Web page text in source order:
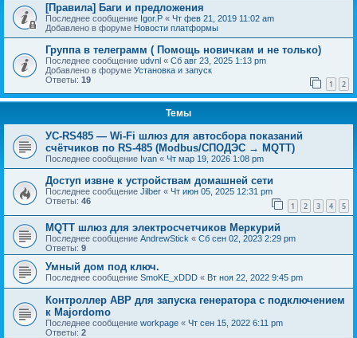
[Правила] Баги и предложения
Последнее сообщение Igor.P « Чт фев 21, 2019 11:02 am
Добавлено в форуме Новости платформы
Группа в телеграмм ( Помощь новичкам и не только)
Последнее сообщение udvnl « Сб авг 23, 2025 1:13 pm
Добавлено в форуме Установка и запуск
Ответы: 19 1 2
Темы
УС-RS485 — Wi-Fi шлюз для автосбора показаний
счётчиков по RS-485 (Modbus/СПОДЭС → MQTT)
Последнее сообщение Ivan « Чт мар 19, 2026 1:08 pm
Доступ извне к устройствам домашней сети
Последнее сообщение Jilber « Чт июн 05, 2025 12:31 pm
Ответы: 46 1 2 3 4 5
MQTT шлюз для электросчетчиков Меркурий
Последнее сообщение AndrewStick « Сб сен 02, 2023 2:29 pm
Ответы: 9
Умный дом под ключ.
Последнее сообщение SmoKE_xDDD « Вт ноя 22, 2022 9:45 pm
Контроллер АВР для запуска генератора с подключением
к Majordomo
Последнее сообщение workpage « Чт сен 15, 2022 6:11 pm
Ответы: 2